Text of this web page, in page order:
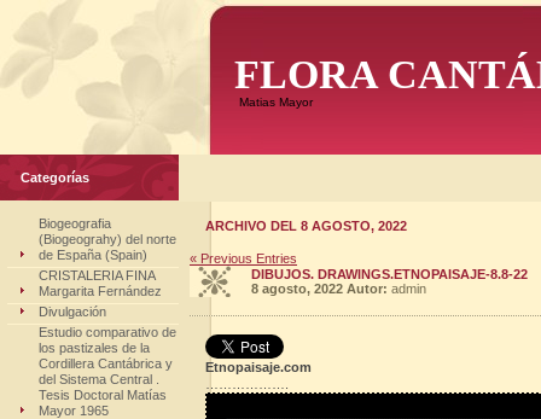
FLORA
Matias Mayor
Categorías
Biogeografia
(Biogeograhy) del norte
de España (Spain)
CRISTALERIA FINA
Margarita Fernández
Divulgación
Estudio comparativo de
los pastizales de la
Cordillera Cantábrica y
del Sistema Central .
Tesis Doctoral Matías
Mayor 1965
ARCHIVO DEL 8 AGOSTO, 2022
« Previous Entries
DIBUJOS. DRAWINGS.ETNOPAISAJE-8.8-22
8 agosto, 2022 Autor: admin
Etnopaisaje.com